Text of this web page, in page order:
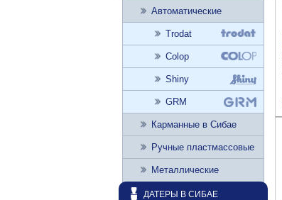
Автоматические
Trodat
Colop
Shiny
GRM
Карманные в Сибае
Ручные пластмассовые
Металлические
ДАТЕРЫ В СИБАЕ